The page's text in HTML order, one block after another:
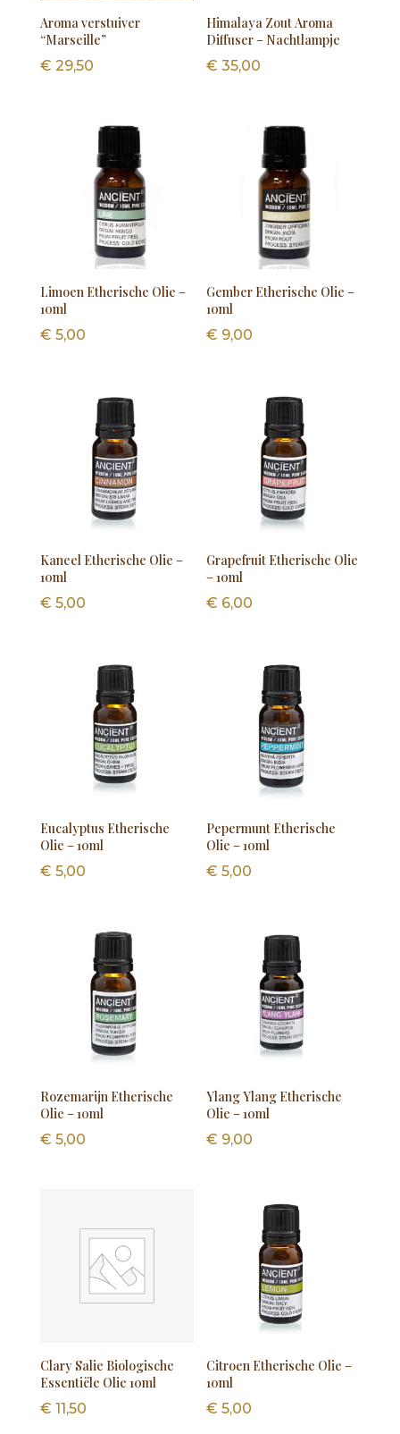
Aroma verstuiver
“Marseille”
€ 29,50
Himalaya Zout Aroma
Diffuser – Nachtlampje
€ 35,00
Limoen Etherische Olie –
10ml
€ 5,00
Gember Etherische Olie –
10ml
€ 9,00
Kaneel Etherische Olie –
10ml
€ 5,00
Grapefruit Etherische Olie
– 10ml
€ 6,00
Eucalyptus Etherische
Olie – 10ml
€ 5,00
Pepermunt Etherische
Olie – 10ml
€ 5,00
Rozemarijn Etherische
Olie – 10ml
€ 5,00
Ylang Ylang Etherische
Olie – 10ml
€ 9,00
Clary Salie Biologische
Essentiële Olie 10ml
€ 11,50
Citroen Etherische Olie –
10ml
€ 5,00